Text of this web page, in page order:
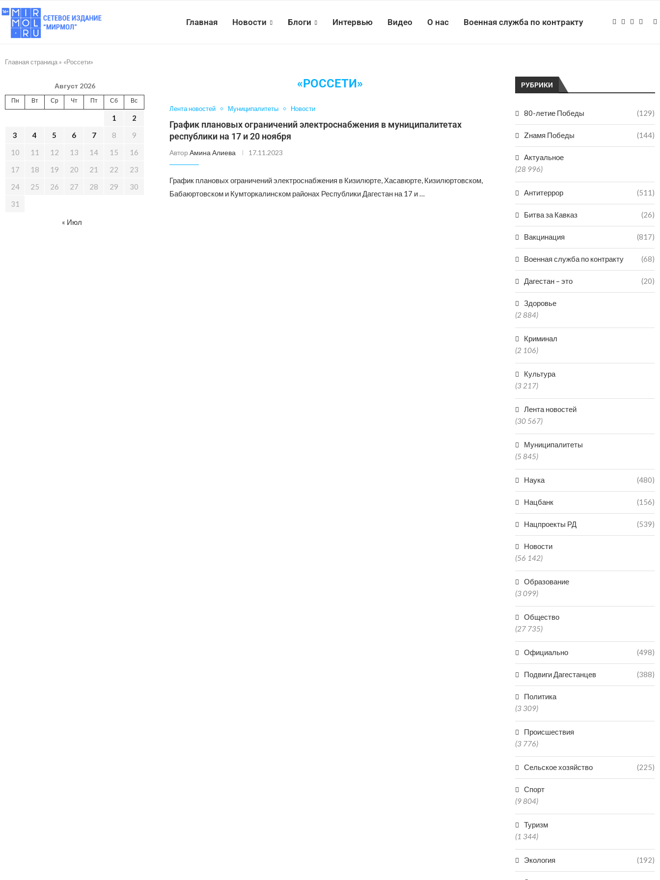
Главная Новости Блоги Интервью Видео О нас Военная служба по контракту
Главная страница » «Россети»
«РОССЕТИ»
Лента новостей Муниципалитеты Новости
График плановых ограничений электроснабжения в муниципалитетах
республики на 17 и 20 ноября
Автор Амина Алиева 17.11.2023
График плановых ограничений электроснабжения в Кизилюрте, Хасавюрте, Кизилюртовском,
Бабаюртовском и Кумторкалинском районах Республики Дагестан на 17 и …
РУБРИКИ
80-летие Победы (129)
Zнамя Победы (144)
Актуальное
(28 996)
Антитеррор (511)
Битва за Кавказ (26)
Вакцинация (817)
Военная служба по контракту (68)
Дагестан – это (20)
Здоровье
(2 884)
Криминал
(2 106)
Культура
(3 217)
Лента новостей
(30 567)
Муниципалитеты
(5 845)
Наука (480)
Нацбанк (156)
Нацпроекты РД (539)
Новости
(56 142)
Образование
(3 099)
Общество
(27 735)
Официально (498)
Подвиги Дагестанцев (388)
Политика
(3 309)
Происшествия
(3 776)
Сельское хозяйство (225)
Спорт
(9 804)
Туризм
(1 344)
Экология (192)
Август 2026
Пн Вт Ср Чт Пт Сб Вс
1
2
3
4 5 6 7 8
9
10
11 12 13 14 15
16
17
18 19 20 21 22
23
24
25 26 27 28 29
30
31
« Июл